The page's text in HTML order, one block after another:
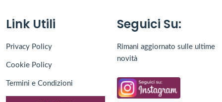
Link Utili
Privacy Policy
Cookie Policy
Termini e Condizioni
Seguici Su:
Rimani aggiornato sulle ultime
novità